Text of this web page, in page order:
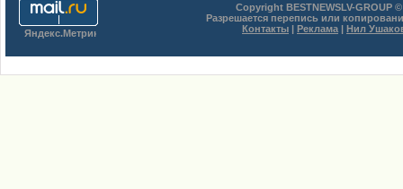
Copyright BESTNEWSLV-GROUP
Разрешается перепись или
Контакты | Реклама | Нил